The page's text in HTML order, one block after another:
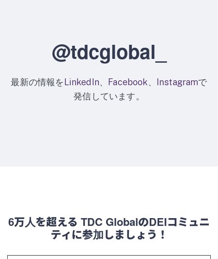
@tdcglobal_
最新の情報を LinkedIn、 Facebook、 Instagramで
発信しています。
6万人を超える TDC GlobalのDEIコミュニ
ティに参加しましょう！